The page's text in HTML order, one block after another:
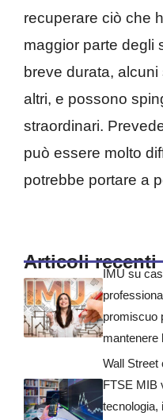
recuperare ciò che
maggior parte degli
breve durata,
altri, e possono
straordinari.
può essere molto
potrebbe portare a
Articoli recenti
IMU su
promiscuo
mantenere
Wall Street
FTSE MIB
tecnologia,